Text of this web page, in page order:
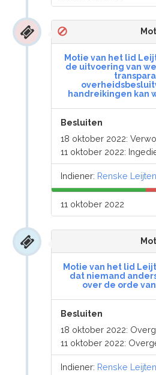
Motie van het lid
de uitvoering van
handreikingen kan
Besluiten
18 oktober 2022:
11 oktober 2022:
Indiener: Renske Leijten
11 oktober 2022
Motie van het lid
dat niemand
over de orde
Besluiten
18 oktober 2022:
11 oktober 2022:
Indiener: Renske Leijten